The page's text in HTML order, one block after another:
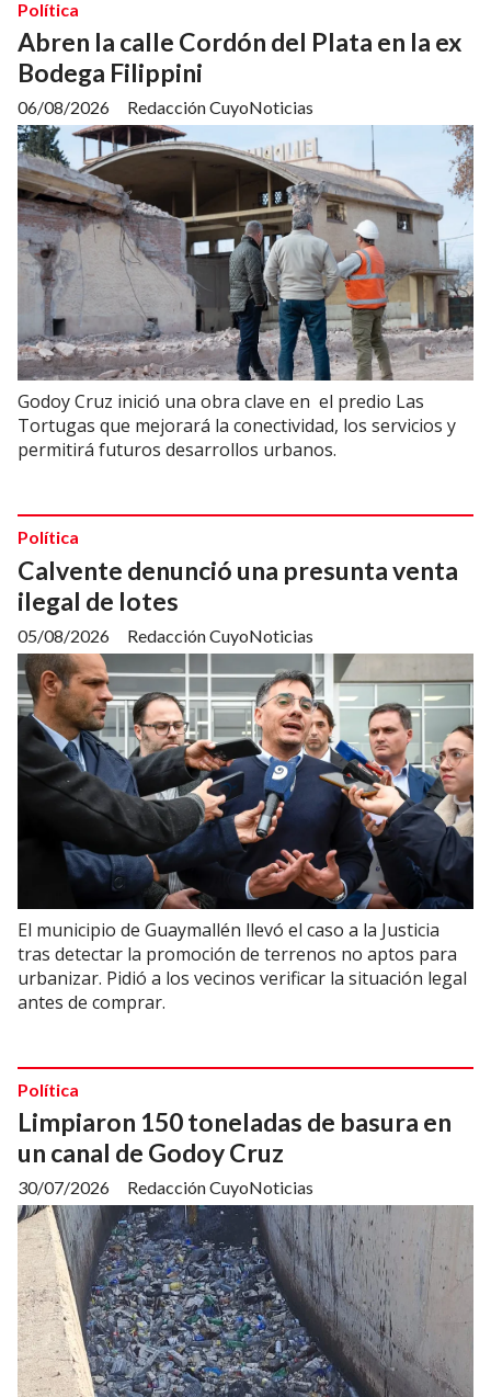
Abren la calle Cordón del Plata en la ex
Bodega Filippini
Redacción CuyoNoticias
Política
06/08/2026
Godoy Cruz inició una obra clave en el predio Las
Tortugas que mejorará la conectividad, los servicios y
permitirá futuros desarrollos urbanos.
Calvente denunció una presunta venta
ilegal de lotes
Redacción CuyoNoticias
Política
05/08/2026
El municipio de Guaymallén llevó el caso a la Justicia
tras detectar la promoción de terrenos no aptos para
urbanizar. Pidió a los vecinos verificar la situación legal
antes de comprar.
Limpiaron 150 toneladas de basura en
un canal de Godoy Cruz
Redacción CuyoNoticias
Política
30/07/2026